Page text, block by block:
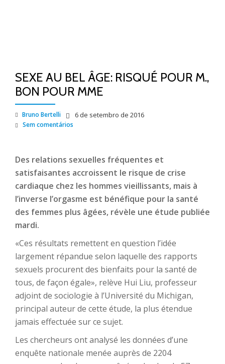
SEXE AU BEL ÂGE: RISQUÉ POUR M.,
BON POUR MME
Bruno Bertelli 6 de setembro de 2016
Sem comentários
Des relations sexuelles fréquentes et
satisfaisantes accroissent le risque de crise
cardiaque chez les hommes vieillissants, mais à
l’inverse l’orgasme est bénéfique pour la santé
des femmes plus âgées, révèle une étude publiée
mardi.
«Ces résultats remettent en question l’idée
largement répandue selon laquelle des rapports
sexuels procurent des bienfaits pour la santé de
tous, de façon égale», relève Hui Liu, professeur
adjoint de sociologie à l’Université du Michigan,
principal auteur de cette étude, la plus étendue
jamais effectuée sur ce sujet.
Les chercheurs ont analysé les données d’une
enquête nationale menée auprès de 2204